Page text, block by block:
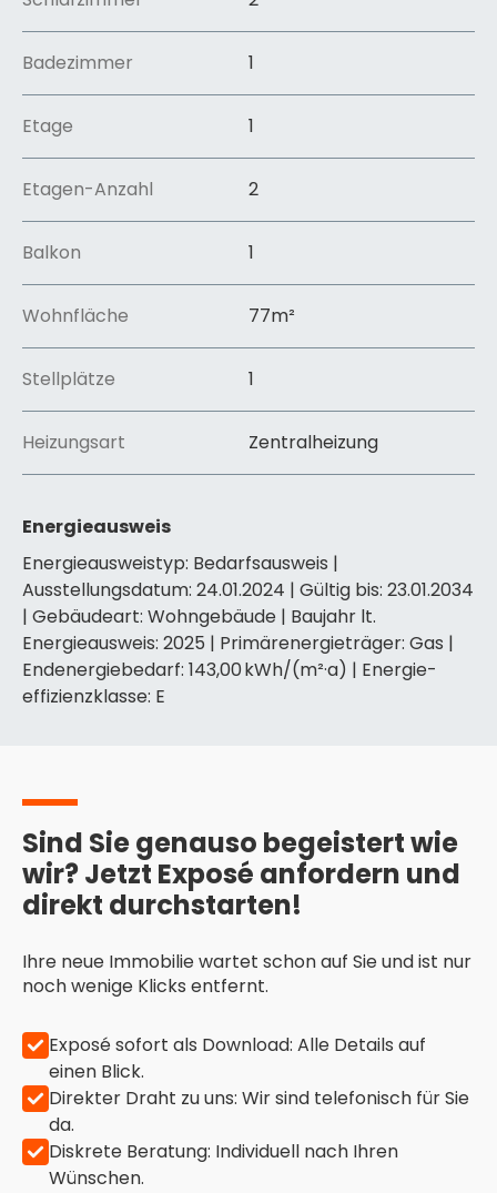
Wohnraum im Grünen und gleichzeitig in
verkehrsgünstiger Lage nutzen möchten.
Badezimmer 1
Etage 1
Etagen-Anzahl 2
Balkon 1
Wohnfläche 77m²
Stellplätze 1
Heizungsart Zentralheizung
Energieausweis
Energieausweistyp: Bedarfs­ausweis |
Ausstellungsdatum: 24.01.2024 | Gültig bis: 23.01.2034
| Gebäudeart: Wohngebäude | Baujahr lt.
Energieausweis: 2025 | Primärenergieträger: Gas |
Endenergie­bedarf: 143,00 kWh/(m²·a) | Energie­
effizienz­klasse: E
Sind Sie genauso begeistert wie
wir? Jetzt Exposé anfordern und
direkt durchstarten!
Ihre neue Immobilie wartet schon auf Sie und ist nur
noch wenige Klicks entfernt.
Exposé sofort als Download: Alle Details auf
einen Blick.
Direkter Draht zu uns: Wir sind telefonisch für Sie
da.
Diskrete Beratung: Individuell nach Ihren
Wünschen.